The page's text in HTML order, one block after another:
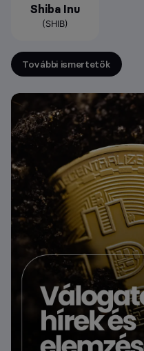
Shiba Inu
(SHIB)
További ismertetők